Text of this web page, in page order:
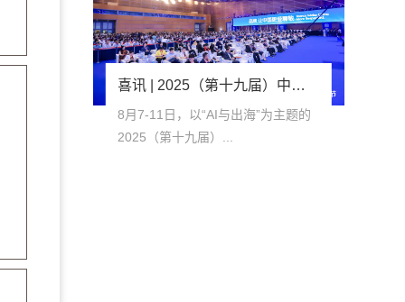
喜讯 | 2025（第十九届）中国品牌节举行，俏皮羊四度蝉联金谱奖！
8月7-11日，以“AI与出海”为主题的
2025（第十九届）...